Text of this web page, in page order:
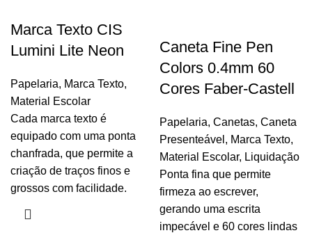
Marca Texto CIS
Lumini Lite Neon
Papelaria, Marca Texto,
Material Escolar
Cada marca texto é
equipado com uma ponta
chanfrada, que permite a
criação de traços finos e
grossos com facilidade.
Caneta Fine Pen
Colors 0.4mm 60
Cores Faber-Castell
Papelaria, Canetas, Caneta
Presenteável , Marca Texto,
Material Escolar, Liquidação
Ponta fina que permite
firmeza ao escrever,
gerando uma escrita
impecável e 60 cores lindas